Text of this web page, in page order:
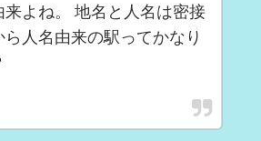
来よね。 地名と人名は密接
人名由来の駅ってかなり